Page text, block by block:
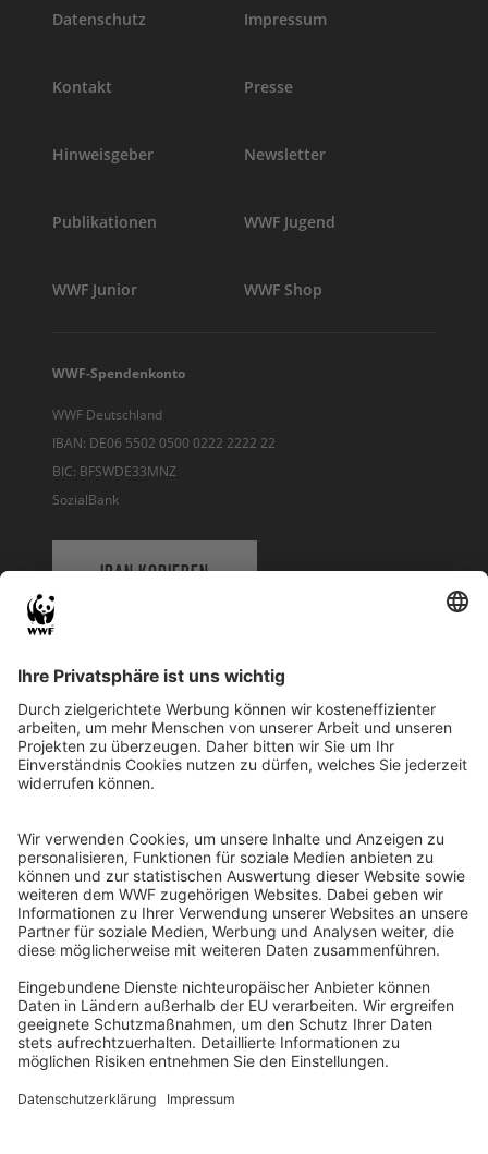
Datenschutz Impressum
Kontakt Presse
Hinweisgeber Newsletter
Publikationen WWF Jugend
WWF Junior WWF Shop
WWF-Spendenkonto
WWF Deutschland
IBAN: DE06 5502 0500 0222 2222 22
BIC: BFSWDE33MNZ
SozialBank
IBAN KOPIEREN
WWF Deutschland
Reinhardtstr. 18
10117 Berlin
Ihre Spende kann steuerlich geltend gemacht werden
Registriert als Stiftung WWF Deutschland, Senatsverwaltung für
Justiz Berlin, Az: 3416/976/2
Umsatzsteuer-Identifikationsnummer: DE 114236103
Freistellungsbescheid: Als gemeinnützige Körperschaft befreit
von der Körperschaftssteuer gem. §5 I 9 KStg. unter der
Steuernummer 27/641/09321